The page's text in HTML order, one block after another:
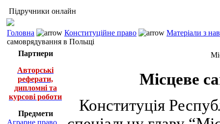
Підручники онлайн
Головна Конституційне право
Матеріали з
самоврядування в Польщі
Партнери
Авторські
реферати,
дипломні та
курсові роботи
Предмети
Аграрне право
Місцеве
Конституція